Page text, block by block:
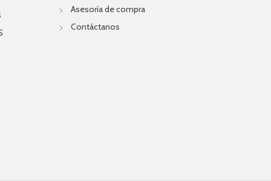
Asesoría de compra
Contáctanos